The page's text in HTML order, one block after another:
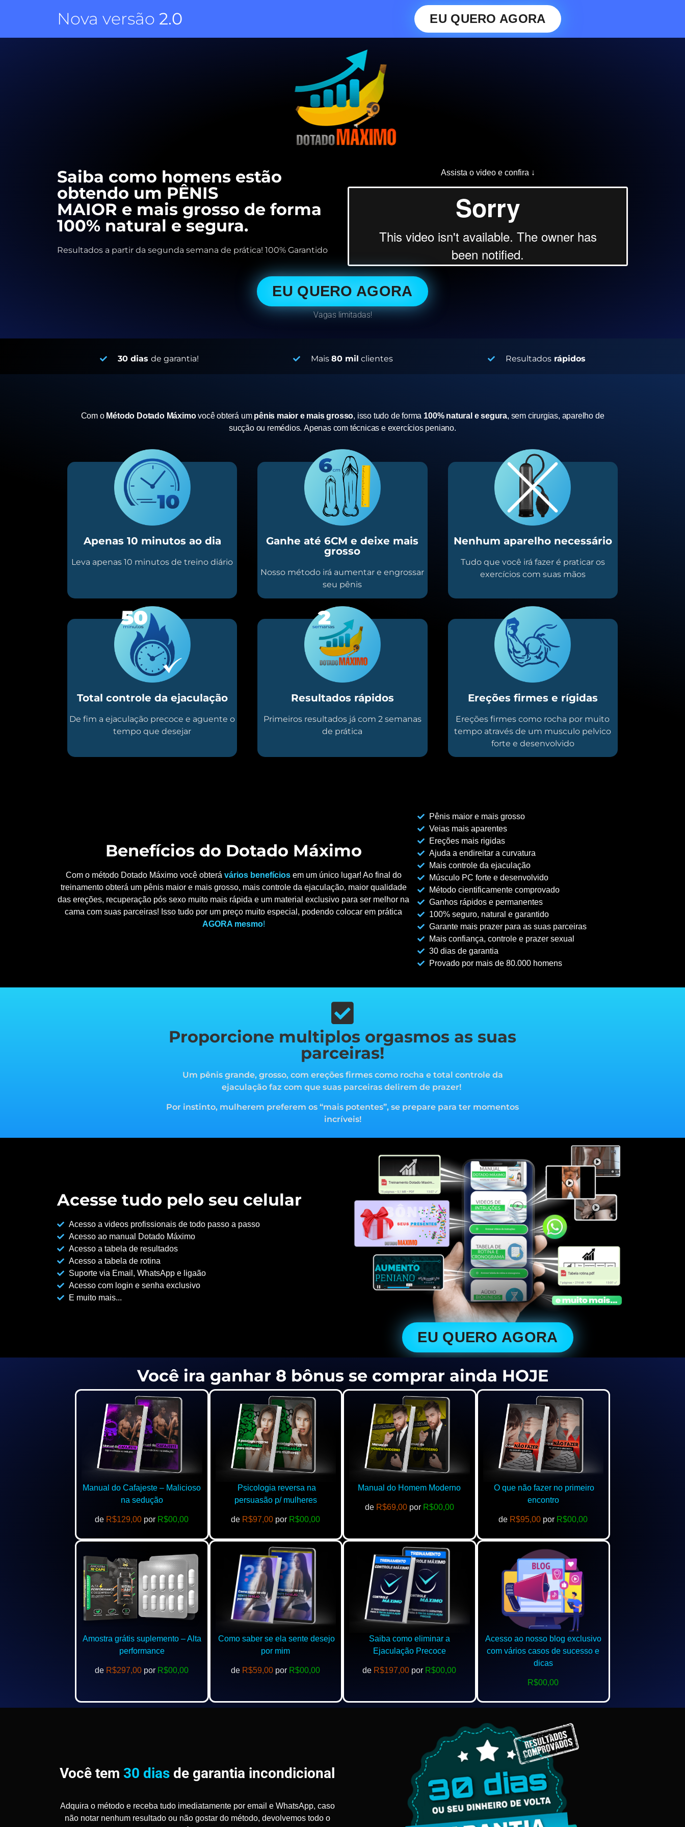
Nova versão 2.0 EU QUERO AGORA
Saiba como homens estão
obtendo um PÊNIS
MAIOR e mais grosso de forma
100% natural e segura.
Resultados a partir da segunda semana de prática! 100% Garantido
Assista o video e confira ↓
EU QUERO AGORA
Vagas limitadas!
30 dias de garantia! Mais 80 mil clientes Resultadosrápidos
Com o Método Dotado Máximovocê obterá um pênis maior e mais grosso, isso tudo de forma 100% natural e segura, sem cirurgias, aparelho de
sucção ou remédios.Apenas com técnicas e exercícios peniano.
Apenas 10 minutos ao dia
Leva apenas 10 minutos de treino diário
Ganhe até 6CM e deixe mais
grosso
Nosso método irá aumentar e engrossar
seu pênis
Nenhum aparelho necessário
Tudo que você irá fazer é praticar os
exercícios com suas mãos
Total controle da ejaculação
De fim a ejaculação precoce e aguente o
tempo que desejar
Resultados rápidos
Primeiros resultados já com 2 semanas
de prática
Ereções firmes e rígidas
Ereções firmes como rocha por muito
tempo através de um musculo pelvico
forte e desenvolvido
Benefícios do Dotado Máximo
Com o método Dotado Máximo você obterá vários benefíciosem um único lugar! Ao final do
treinamento obterá um pênis maior e mais grosso, mais controle da ejaculação, maior qualidade
das ereções, recuperação pós sexo muito mais rápida e um material exclusivo para ser melhor na
cama com suas parceiras! Isso tudo por um preço muito especial, podendo colocar em prática
AGORA mesmo!
Pênis maior e mais grosso
Veias mais aparentes
Ereções mais rigidas
Ajuda a endireitar a curvatura
Mais controle da ejaculação
Músculo PC forte e desenvolvido
Método cientificamente comprovado
Ganhos rápidos e permanentes
100% seguro, natural e garantido
Garante mais prazer para as suas parceiras
Mais confiança, controle e prazer sexual
30 dias de garantia
Provado por mais de 80.000 homens
Proporcione multiplos orgasmos as suas
parceiras!
Um pênis grande, grosso, com ereções firmes como rocha e total controle da
ejaculação faz com que suas parceiras delirem de prazer!
Por instinto, mulherem preferem os “mais potentes”, se prepare para ter momentos
incríveis!
Acesse tudo pelo seu celular
Acesso a videos profissionais de todo passo a passo
Acesso ao manual Dotado Máximo
Acesso a tabela de resultados
Acesso a tabela de rotina
Suporte via Email, WhatsApp e ligaão
Acesso com login e senha exclusivo
E muito mais...
EU QUERO AGORA
Você ira ganhar 8 bônus se comprar ainda HOJE
Manual do Cafajeste – Malicioso
na sedução
de R$129,00 por R$00,00
Psicologia reversa na
persuasão p/ mulheres
de R$97,00 por R$00,00
Manual do Homem Moderno
de R$69,00 por R$00,00
O que não fazer no primeiro
encontro
de R$95,00 por R$00,00
Amostra grátis suplemento – Alta
performance
de R$297,00 por R$00,00
Como saber se ela sente desejo
por mim
de R$59,00 por R$00,00
Saiba como eliminar a
Ejaculação Precoce
de R$197,00 por R$00,00
Acesso ao nosso blog exclusivo
com vários casos de sucesso e
dicas
R$00,00
Você tem 30 dias de garantia incondicional
Adquira o método e receba tudo imediatamente por email e WhatsApp, caso
não notar nenhum resultado ou não gostar do método, devolvemos todo o